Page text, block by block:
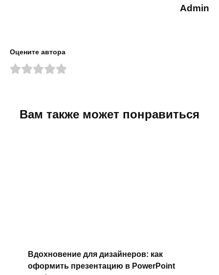
Admin
Оцените автора
Вам также может понравиться
Вдохновение для дизайнеров: как
оформить презентацию в PowerPoint